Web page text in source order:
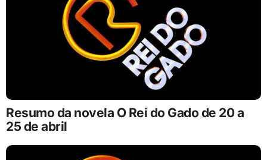
Resumo da novela O Rei do Gado de 20 a
25 de abril